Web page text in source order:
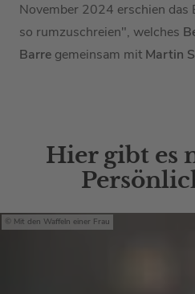
November 2024 erschien das
so rumzuschreien", welches
Barre gemeinsam mit Martin
Hier gibt es
Mit den Waffeln einer Frau